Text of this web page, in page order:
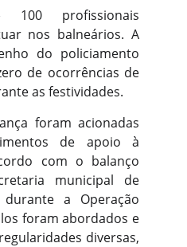
profissionais
nos balneários. A
do policiamento
de ocorrências de
as festividades.
foram acionadas
de apoio à
com o balanço
municipal de
durante a Operação
foram abordados e
diversas,